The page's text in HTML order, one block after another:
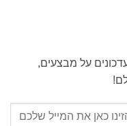
על מבצעים,